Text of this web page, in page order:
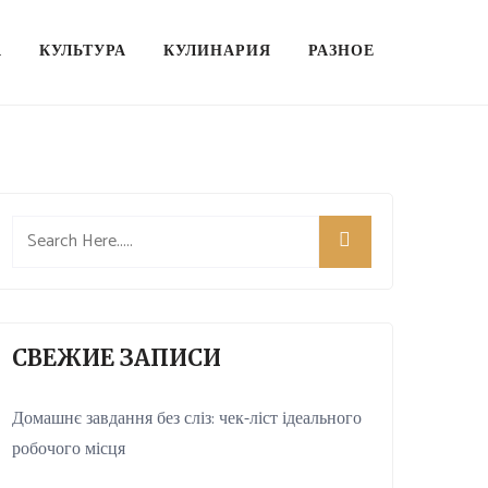
КУЛЬТУРА КУЛИНАРИЯ РАЗНОЕ
СВЕЖИЕ ЗАПИСИ
Домашнє завдання без сліз: чек-ліст ідеального
робочого місця